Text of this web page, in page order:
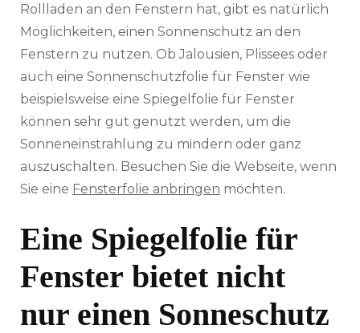
Rollladen an den Fenstern hat, gibt es natürlich
Möglichkeiten, einen Sonnenschutz an den
Fenstern zu nutzen. Ob Jalousien, Plissees oder
auch eine Sonnenschutzfolie für Fenster wie
beispielsweise eine Spiegelfolie für Fenster
können sehr gut genutzt werden, um die
Sonneneinstrahlung zu mindern oder ganz
auszuschalten. Besuchen Sie die Webseite, wenn
Sie eine Fensterfolie anbringen möchten.
Eine Spiegelfolie für
Fenster bietet nicht
nur einen Sonneschutz